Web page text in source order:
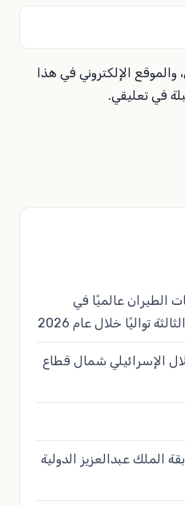
والموقع الإلكتروني في هذا
في تعليقي.
الطيران عالميًا في
تواليًا خلال عام 2026
الإسرائيلي شمال قطاع
الملك عبدالعزيز الدولية